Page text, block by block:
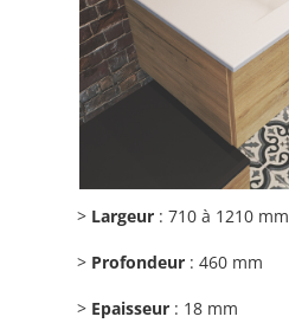
> Largeur: 710 à 1210 mm
> Profondeur: 460 mm
> Epaisseur: 18 mm